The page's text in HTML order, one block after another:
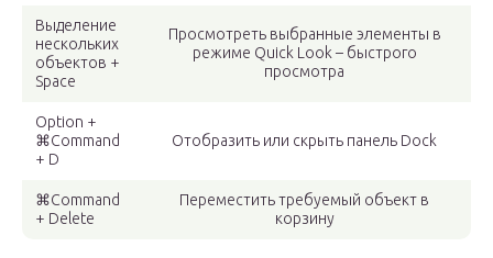
Выделение
нескольких
объектов +
Space
Просмотреть выбранные элементы в
режиме Quick Look – быстрого
просмотра
Option +
⌘Command
+ D
Отобразить или скрыть панель Dock
⌘Command
+ Delete
Переместить требуемый объект в
корзину